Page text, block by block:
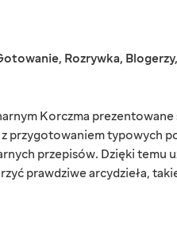
, Rozrywka, Blogerzy,
Korczma
przygotowaniem typowych
przepisów. Dzięki temu
prawdziwe arcydzieła,